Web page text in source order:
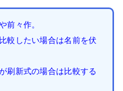
前々作。
較したい場合は名前を伏
刷新式の場合は比較する